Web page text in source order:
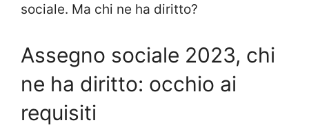
sociale. Ma chi ne ha diritto?
Assegno sociale 2023, chi
ne ha diritto: occhio ai
requisiti